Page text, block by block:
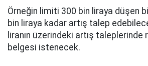
Örneğin limiti 300 bin liraya düşen
bin liraya kadar artış talep
liranın üzerindeki artış taleplerinde
belgesi istenecek.